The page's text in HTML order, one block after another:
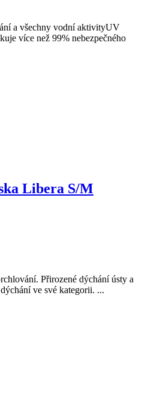
a všechny vodní aktivityUV
více než 99% nebezpečného
Libera S/M
Přirozené dýchání ústy a
ve své kategorii. ...